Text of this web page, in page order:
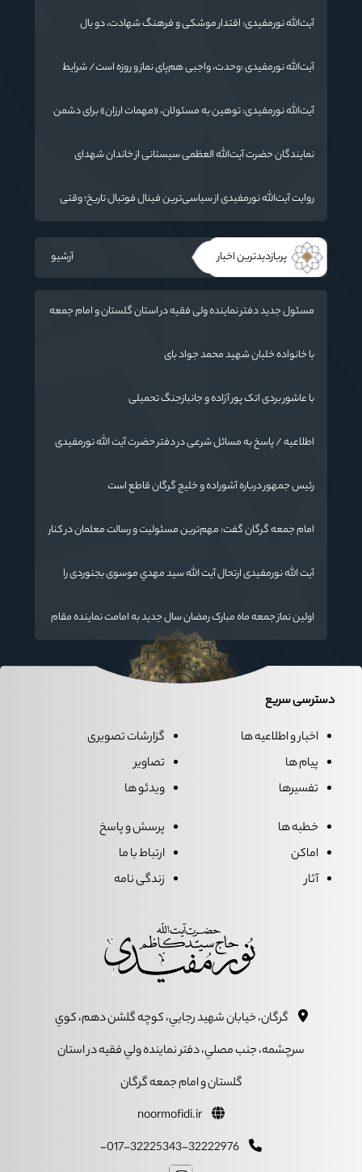
دارد
آیت‌الله نورمفیدی: اقتدار موشکی و فرهنگ شهادت، دو بال
آیت‌الله نورمفیدی :وحدت، واجبی هم‌پای نماز و روزه است/ شرایط
آیت‌الله نورمفیدی: توهین به مسئولان، «مهمات ارزان» برای دشمن
نمایندگان حضرت آیت‌الله العظمی سیستانی از خاندان شهدای
روایت آیت‌الله نورمفیدی از سیاسی‌ترین فینال فوتبال تاریخ؛ وقتی
پربازدیدترین اخبار آرشیو
مسئول جدید دفتر نماینده ولی فقیه در استان گلستان و امام جمعه
با خانواده خلبان شهید محمد جواد بای
با عاشور بردی اتک پور آزاده و جانبازجنگ تحمیلی
اطلاعیه / پاسخ به مسائل شرعی در دفتر حضرت آیت الله نورمفیدی
رئیس جمهور درباره آشوراده و خلیج گرگان قاطع است
امام جمعه گرگان گفت: مهم‌ترین مسئولیت و رسالت معلمان در کنار
مفید برای آینده ایران اسلامی است.
آیت الله نورمفیدی ارتحال آیت الله سيد مهدي موسوی بجنوردی را
اولین نماز جمعه ماه مبارک رمضان سال جدید به امامت نماینده مقام
معظم رهبری دراستان گلستان اقامه می گردد.
دسترسی سریع
اخبار و اطلاعیه ها
پیام ها
تفسیرها
گزارشات تصویری
تصاویر
ویدئو ها
خطبه ها
اماکن
آثار
پرسش و پاسخ
ارتباط با ما
زندگی نامه
گرگان، خيابان شهيد رجايي، کوچه گلشن دهم، کوي
سرچشمه، جنب مصلي، دفتر نماينده ولي فقيه در استان
گلستان و امام جمعه گرگان